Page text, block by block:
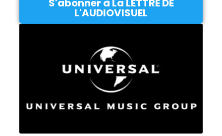
S'abonner à La LETTRE DE
L'AUDIOVISUEL